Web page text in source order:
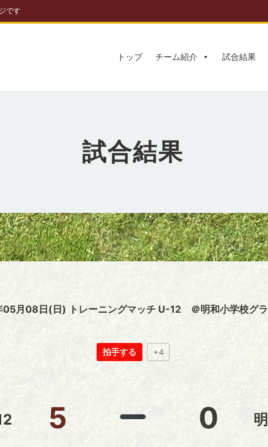
です
トップ チーム紹介 試合結果
試合結果
月08日(日) トレーニングマッチ U-12 ＠明和小学校グ
拍手する +4
5 0